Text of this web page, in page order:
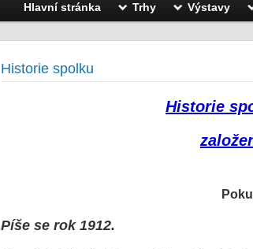
Hlavní stránka Trhy Výstavy
Historie spolku
Historie
Píše se rok 1912.